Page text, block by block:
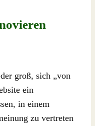
groß, sich „von
ein
in einem
zu vertreten